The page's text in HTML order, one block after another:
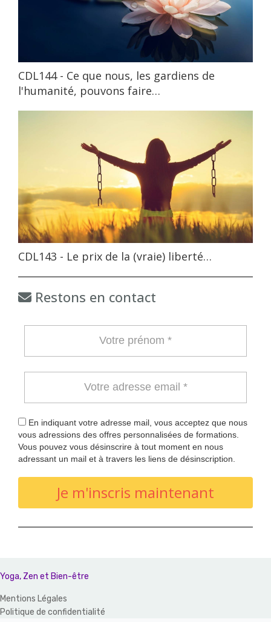
CDL144 - Ce que nous, les gardiens de
l'humanité, pouvons faire…
CDL143 - Le prix de la (vraie) liberté…
Restons en contact
En indiquant votre adresse mail, vous acceptez que nous
vous adressions des offres personnalisées de formations.
Vous pouvez vous désinscrire à tout moment en nous
adressant un mail et à travers les liens de désinscription.
Je m'inscris maintenant
Yoga, Zen et Bien-être
Mentions Légales
Politique de confidentialité